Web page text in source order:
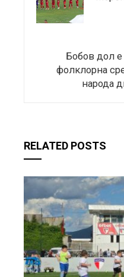
Бобов дол е
фолклорна
народа
RELATED POSTS